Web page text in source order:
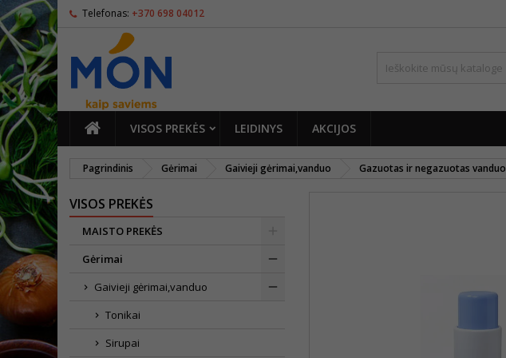
Telefonas: +370 698 04012
PAGRINDINIS
VISOS PREKĖS LEIDINYS AKCIJOS
Pagrindinis Gėrimai Gaivieji gėrimai,vanduo Gazuotas ir negazuotas vanduo
VISOS PREKĖS
MAISTO PREKĖS
Gėrimai
Gaivieji gėrimai,vanduo
Tonikai
Sirupai